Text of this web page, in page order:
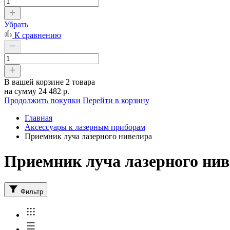
Убрать
К сравнению
В вашей корзине 2 товара
на сумму 24 482 р.
Продолжить покупки Перейти в корзину
Главная
Аксессуары к лазерным приборам
Приемник луча лазерного нивелира
Приемник луча лазерного
Фильтр